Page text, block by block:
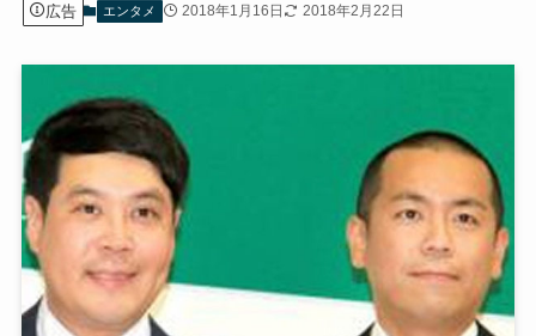
広告 エンタメ 2018年1月16日 2018年2月22日